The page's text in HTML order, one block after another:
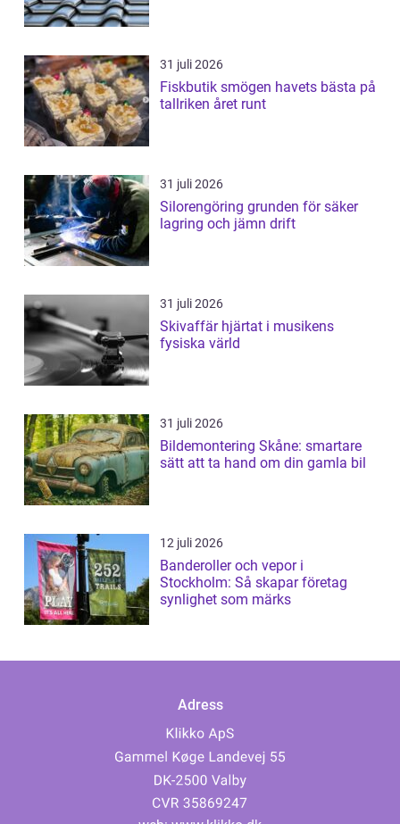
31 juli 2026
Fiskbutik smögen havets bästa på
tallriken året runt
31 juli 2026
Silorengöring grunden för säker
lagring och jämn drift
31 juli 2026
Skivaffär hjärtat i musikens
fysiska värld
31 juli 2026
Bildemontering Skåne: smartare
sätt att ta hand om din gamla bil
12 juli 2026
Banderoller och vepor i
Stockholm: Så skapar företag
synlighet som märks
Adress